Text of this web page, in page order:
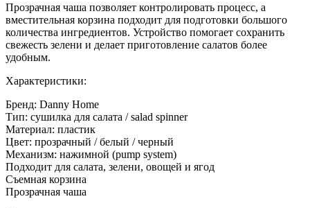
Прозрачная чаша позволяет контролировать процесс, а
вместительная корзина подходит для подготовки большого
количества ингредиентов. Устройство помогает сохранить
свежесть зелени и делает приготовление салатов более
удобным.
Характеристики:
Бренд: Danny Home
Тип: сушилка для салата / salad spinner
Материал: пластик
Цвет: прозрачный / белый / черный
Механизм: нажимной (pump system)
Подходит для салата, зелени, овощей и ягод
Съемная корзина
Прозрачная чаша